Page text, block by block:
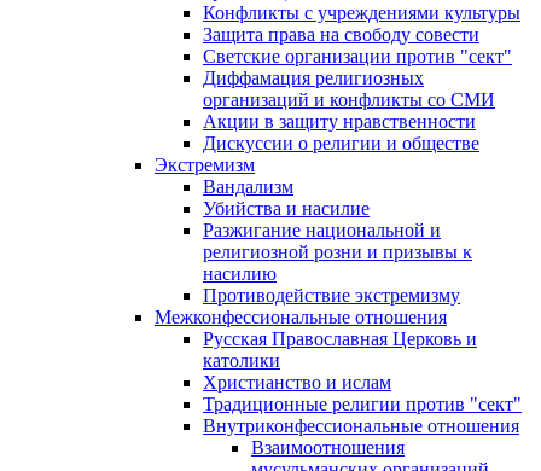
Конфликты с учреждениями культуры
Защита права на свободу совести
Светские организации против "сект"
Диффамация религиозных
организаций и конфликты со СМИ
Акции в защиту нравственности
Дискуссии о религии и обществе
Экстремизм
Вандализм
Убийства и насилие
Разжигание национальной и
религиозной розни и призывы к
насилию
Противодействие экстремизму
Межконфессиональные отношения
Русская Православная Церковь и
католики
Христианство и ислам
Традиционные религии против "сект"
Внутриконфессиональные отношения
Взаимоотношения